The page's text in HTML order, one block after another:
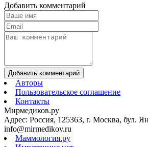
Добавить комментарий
Добавить комментарий
Авторы
Пользовательское соглашение
Контакты
Мирмедиков.ру
Адрес: Россия, 125363, г. Москва, бул.
info@mirmedikov.ru
Маммология.ру